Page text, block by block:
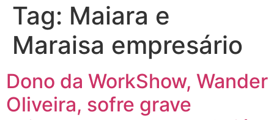
Tag: Maiara e
Maraisa empresário
Dono da WorkShow, Wander
Oliveira, sofre grave